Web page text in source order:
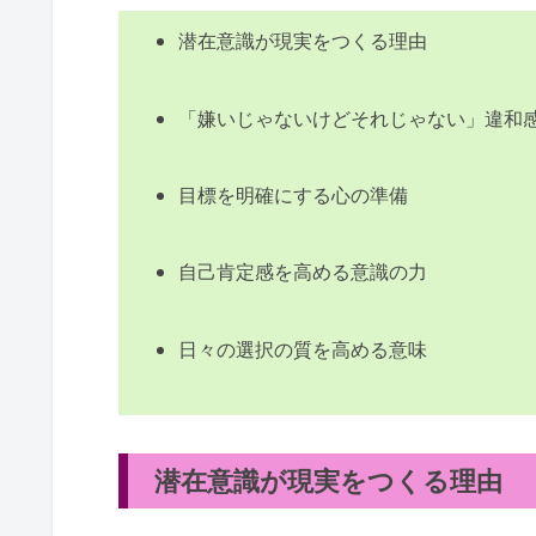
潜在意識が現実をつくる理由
「嫌いじゃないけどそれじゃない」違和
目標を明確にする心の準備
自己肯定感を高める意識の力
日々の選択の質を高める意味
潜在意識が現実をつくる理由